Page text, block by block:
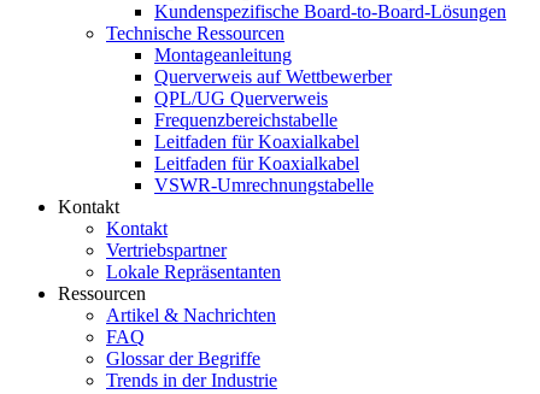
Kundenspezifische Board-to-Board-Lösungen
Technische Ressourcen
Montageanleitung
Querverweis auf Wettbewerber
QPL/UG Querverweis
Frequenzbereichstabelle
Leitfaden für Koaxialkabel
Leitfaden für Koaxialkabel
VSWR-Umrechnungstabelle
Kontakt
Kontakt
Vertriebspartner
Lokale Repräsentanten
Ressourcen
Artikel & Nachrichten
FAQ
Glossar der Begriffe
Trends in der Industrie